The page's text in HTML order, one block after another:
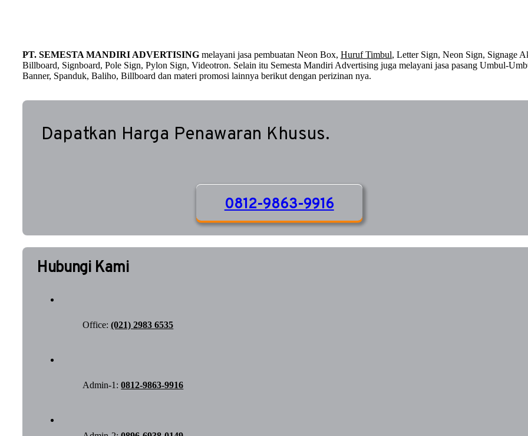
PT. SEMESTA MANDIRI ADVERTISINGmelayani jasa pembuatan Neon Box, Huruf Timbul, Letter Sign, Neon Sign, Signage
Billboard, Signboard, Pole Sign, Pylon Sign, Videotron. Selain itu Semesta Mandiri Advertising juga melayani jasa pasang Umbul-
Banner, Spanduk, Baliho, Billboard dan materi promosi lainnya berikut dengan perizinan nya.
Dapatkan Harga Penawaran Khusus.
0812-9863-9916
Hubungi Kami
Office:(021) 2983 6535
Admin-1:0812-9863-9916